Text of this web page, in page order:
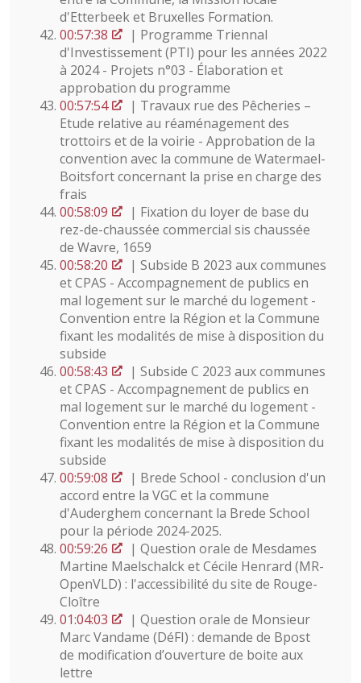
d'Etterbeek et Bruxelles Formation.
00:57:38
| Programme Triennal
d'Investissement (PTI) pour les années 2022
à 2024 - Projets n°03 - Élaboration et
approbation du programme
00:57:54
| Travaux rue des Pêcheries –
Etude relative au réaménagement des
trottoirs et de la voirie - Approbation de la
convention avec la commune de Watermael-
Boitsfort concernant la prise en charge des
frais
00:58:09
| Fixation du loyer de base du
rez-de-chaussée commercial sis chaussée
de Wavre, 1659
00:58:20
| Subside B 2023 aux communes
et CPAS - Accompagnement de publics en
mal logement sur le marché du logement -
Convention entre la Région et la Commune
fixant les modalités de mise à disposition du
subside
00:58:43
| Subside C 2023 aux communes
et CPAS - Accompagnement de publics en
mal logement sur le marché du logement -
Convention entre la Région et la Commune
fixant les modalités de mise à disposition du
subside
00:59:08
| Brede School - conclusion d'un
accord entre la VGC et la commune
d'Auderghem concernant la Brede School
pour la période 2024-2025.
00:59:26
| Question orale de Mesdames
Martine Maelschalck et Cécile Henrard (MR-
OpenVLD) : l'accessibilité du site de Rouge-
Cloître
01:04:03
| Question orale de Monsieur
Marc Vandame (DéFI) : demande de Bpost
de modification d’ouverture de boite aux
lettre